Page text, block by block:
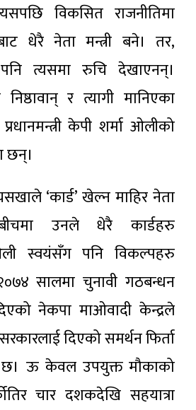
विकसित राजनीतिमा
धेरै नेता मन्त्री बने। तर,
त्यसमा रुचि देखाएनन्।
र त्यागी मानिएका
केपी शर्मा ओलीको
छन्।
‘कार्ड’ खेल्न माहिर नेता
उनले धेरै कार्डहरु
स्वयंसँग पनि विकल्पहरु
सालमा चुनावी गठबन्धन
नेकपा माओवादी केन्द्रले
दिएको समर्थन फिर्ता
ऊ केवल उपयुक्त मौकाको
चार दशकदेखि सहयात्रा